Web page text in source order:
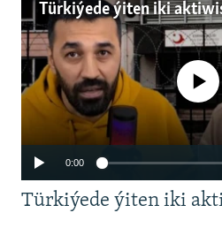
Türkiýede ýiten iki
No media source
0:00
Türkiýede ýiten iki